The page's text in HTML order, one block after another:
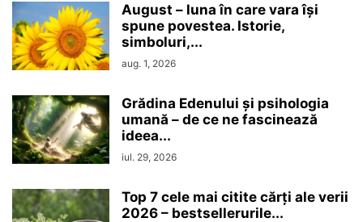
August – luna în care vara își
spune povestea. Istorie,
simboluri,...
aug. 1, 2026
Grădina Edenului și psihologia
umană – de ce ne fascinează
ideea...
iul. 29, 2026
Top 7 cele mai citite cărți ale verii
2026 – bestsellerurile...